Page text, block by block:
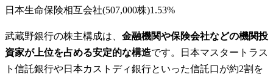
日本生命保険相互会社(507,000株)1.53%
武蔵野銀行の株主構成は、 金融機関や保険会社などの機関投
資家が上位を占める安定的な構造です。日本マスタートラス
ト信託銀行や日本カストディ銀行といった信託口が約2割を